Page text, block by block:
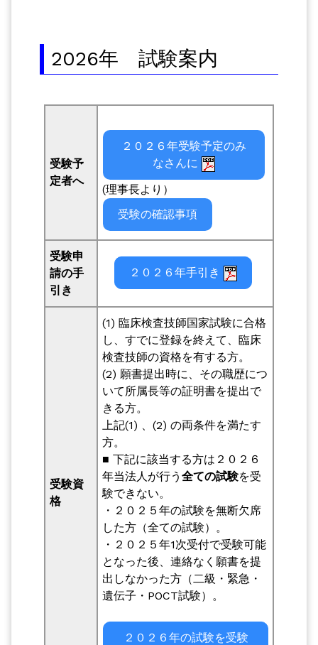
2026年 試験案内
受験予
定者へ
２０２６年受験予定のみ
なさんに
(理事長より）
受験の確認事項
受験申
請の手
引き
２０２６年手引き
受験資
格
(1) 臨床検査技師国家試験に合格
し、すでに登録を終えて、臨床
検査技師の資格を有する方。
(2) 願書提出時に、その職歴につ
いて所属長等の証明書を提出で
きる方。
上記(1) 、(2) の両条件を満たす
方。
■ 下記に該当する方は２０２６
年当法人が行う 全ての試験を受
験できない。
・２０２５年の試験を無断欠席
した方（全ての試験）。
・２０２５年1次受付で受験可能
となった後、連絡なく願書を提
出しなかった方（二級・緊急・
遺伝子・POCT試験）。
２０２６年の試験を受験